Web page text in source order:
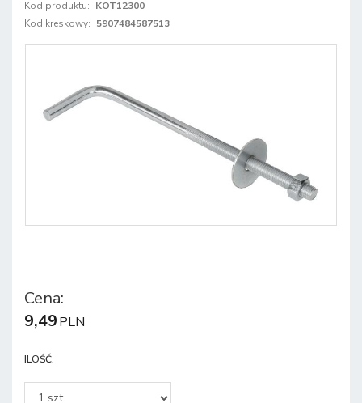
Kod produktu: KOT12300
Kod kreskowy: 5907484587513
Cena:
9,49PLN
ILOŚĆ: